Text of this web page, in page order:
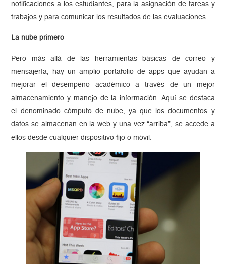
notificaciones a los estudiantes, para la asignación de tareas y
trabajos y para comunicar los resultados de las evaluaciones.
La nube primero
Pero más allá de las herramientas básicas de correo y
mensajería, hay un amplio portafolio de apps que ayudan a
mejorar el desempeño académico a través de un mejor
almacenamiento y manejo de la información. Aquí se destaca
el denominado cómputo de nube, ya que los documentos y
datos se almacenan en la web y una vez “arriba”, se accede a
ellos desde cualquier dispositivo fijo o móvil.